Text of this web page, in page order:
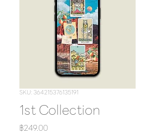
SKU: 364215376135191
1st Collection
฿249.00ราคา